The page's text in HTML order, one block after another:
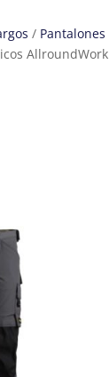
/ Pantalones
AllroundWork